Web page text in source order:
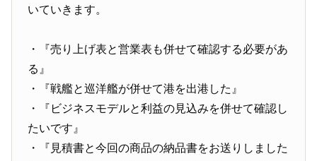
いていきます。
・『売り上げ表と営業表も併せて確認する必要があ
る』
・『戦艦と巡洋艦が併せて港を出港した』
・『ビジネスモデルと利益の見込みを併せて確認し
たいです』
・『見積書と今回の商品の納品書をお送りしました